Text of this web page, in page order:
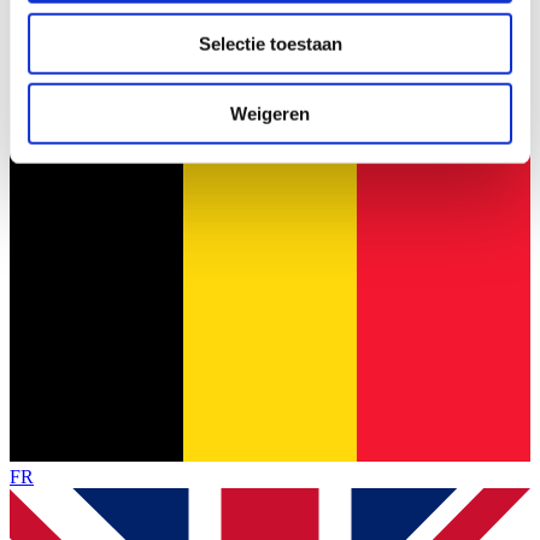
partners kunnen deze gegevens combineren met andere
informatie die u aan ze heeft verstrekt of die ze hebben
verzameld op basis van uw gebruik van hun services.
Selectie toestaan
Weigeren
FR